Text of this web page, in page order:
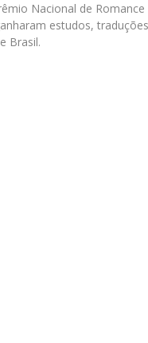
Nacional de Romance
estudos,
Brasil.